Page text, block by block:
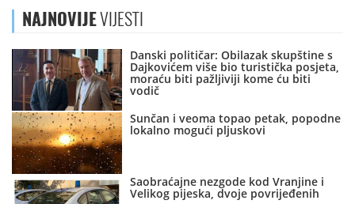
NAJNOVIJEVIJESTI
Danski političar: Obilazak skupštine s
Dajkovićem više bio turistička posjeta,
moraću biti pažljiviji kome ću biti
vodič
Sunčan i veoma topao petak, popodne
lokalno mogući pljuskovi
Saobraćajne nezgode kod Vranjine i
Velikog pijeska, dvoje povrijeđenih